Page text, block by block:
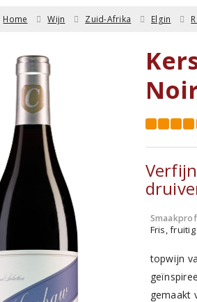
Home Wijn Zuid-Afrika Elgin
Fris, fruitig
topwijn
gemaakt